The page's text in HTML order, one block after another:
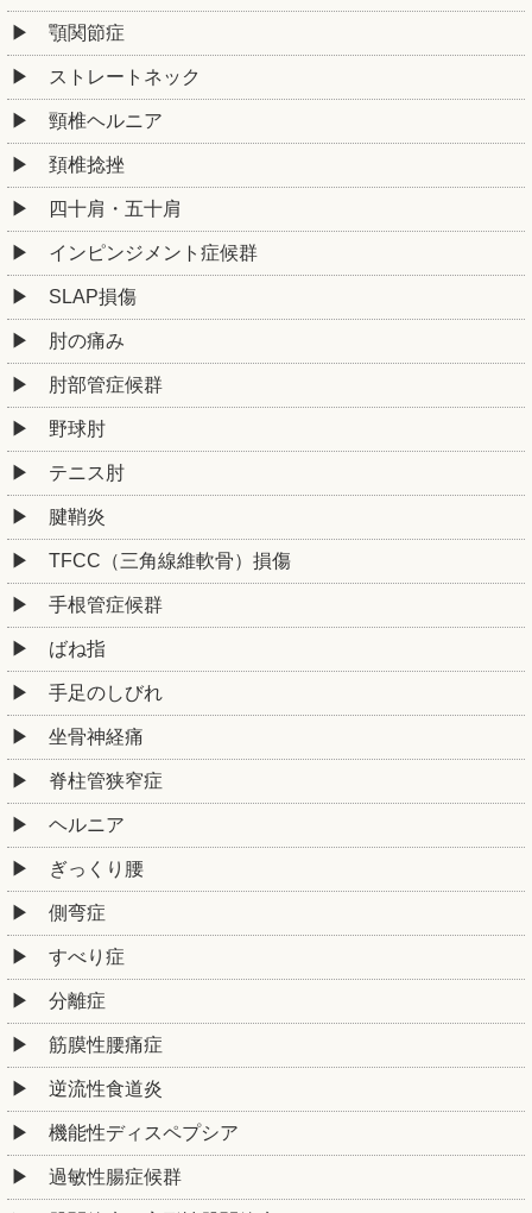
顎関節症
ストレートネック
頸椎ヘルニア
頚椎捻挫
四十肩・五十肩
インピンジメント症候群
SLAP損傷
肘の痛み
肘部管症候群
野球肘
テニス肘
腱鞘炎
TFCC（三角線維軟骨）損傷
手根管症候群
ばね指
手足のしびれ
坐骨神経痛
脊柱管狭窄症
ヘルニア
ぎっくり腰
側弯症
すべり症
分離症
筋膜性腰痛症
逆流性食道炎
機能性ディスペプシア
過敏性腸症候群